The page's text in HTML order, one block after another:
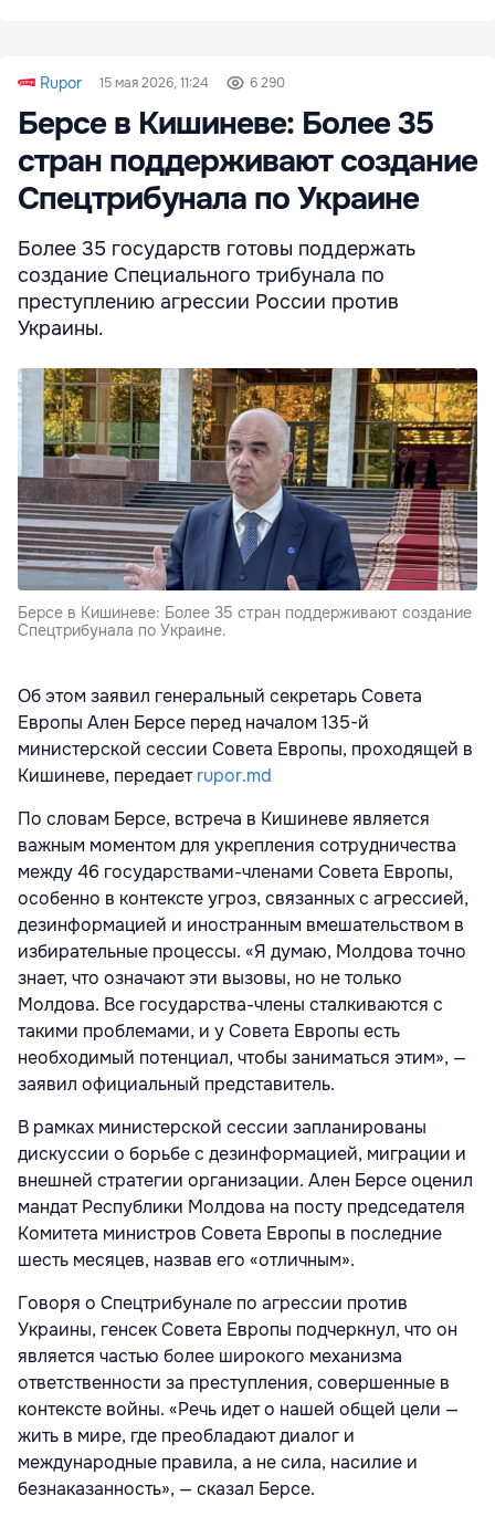
Rupor 15 мая 2026, 11:24 6 290
Берсе в Кишиневе: Более 35
стран поддерживают создание
Спецтрибунала по Украине
Более 35 государств готовы поддержать
создание Специального трибунала по
преступлению агрессии России против
Украины.
Берсе в Кишиневе: Более 35 стран поддерживают создание
Спецтрибунала по Украине.
Об этом заявил генеральный секретарь Совета
Европы Ален Берсе перед началом 135-й
министерской сессии Совета Европы, проходящей в
Кишиневе, передаетrupor.md
По словам Берсе, встреча в Кишиневе является
важным моментом для укрепления сотрудничества
между 46 государствами-членами Совета Европы,
особенно в контексте угроз, связанных с агрессией,
дезинформацией и иностранным вмешательством в
избирательные процессы. «Я думаю, Молдова точно
знает, что означают эти вызовы, но не только
Молдова. Все государства-члены сталкиваются с
такими проблемами, и у Совета Европы есть
необходимый потенциал, чтобы заниматься этим», —
заявил официальный представитель.
В рамках министерской сессии запланированы
дискуссии о борьбе с дезинформацией, миграции и
внешней стратегии организации. Ален Берсе оценил
мандат Республики Молдова на посту председателя
Комитета министров Совета Европы в последние
шесть месяцев, назвав его «отличным».
Говоря о Спецтрибунале по агрессии против
Украины, генсек Совета Европы подчеркнул, что он
является частью более широкого механизма
ответственности за преступления, совершенные в
контексте войны. «Речь идет о нашей общей цели —
жить в мире, где преобладают диалог и
международные правила, а не сила, насилие и
безнаказанность», — сказал Берсе.